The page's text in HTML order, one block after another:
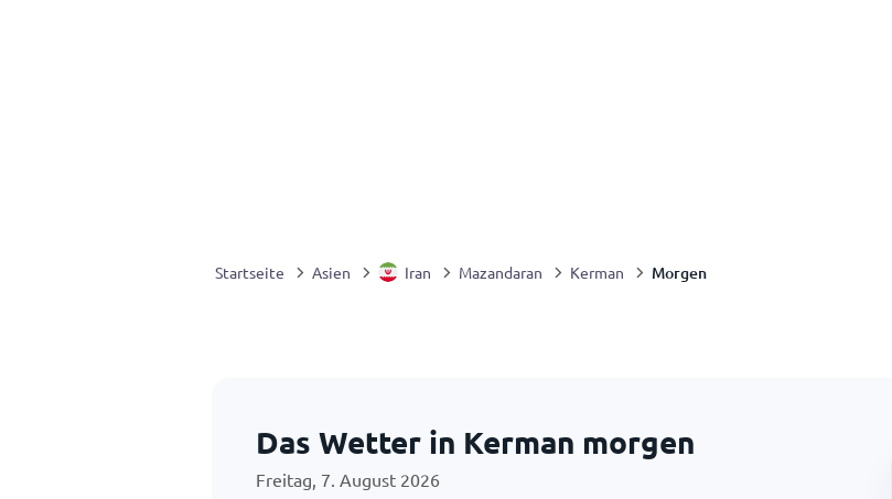
Startseite Asien Iran Mazandaran Kerman Morgen
Das Wetter in Kerman morgen
Freitag, 7. August 2026